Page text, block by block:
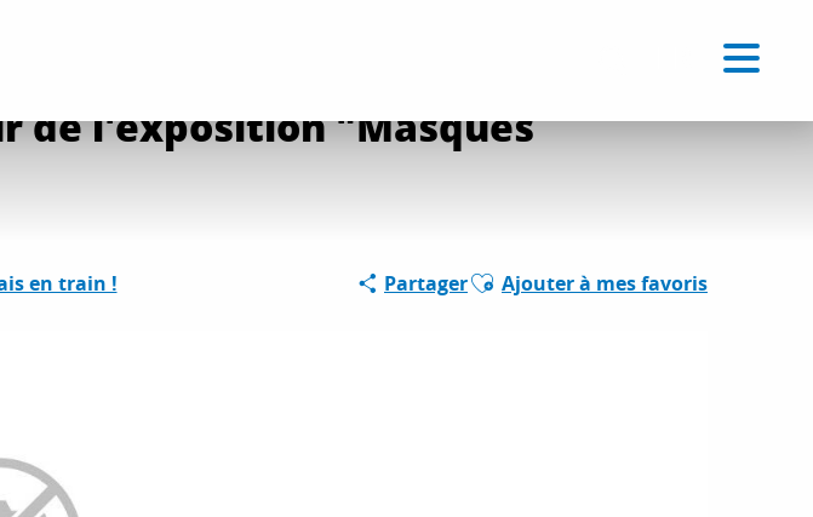
de l'exposition "Masques
en train ! PartagerAjouter aux favoris
Ajouter à mes favoris